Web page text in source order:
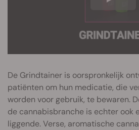
De Grindtainer is oorspronkelijk
patiënten om hun medicatie, die
worden voor gebruik, te bewaren.
de cannabisbranche is echter ook
liggende. Verse, aromatische